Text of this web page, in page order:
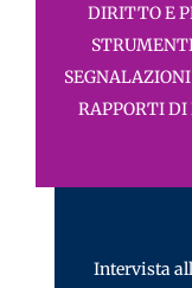
DIRITTO E
RAPPORTI
Intervista